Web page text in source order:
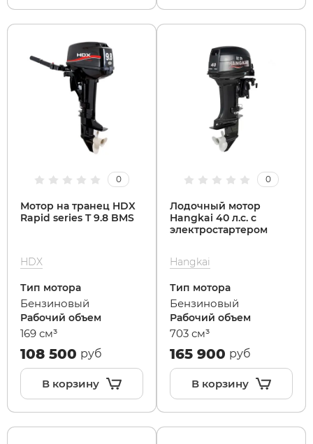
0
Мотор на транец HDX
Rapid series T 9.8 BMS
HDX
Тип мотора
Бензиновый
Рабочий объем
169 см³
108 500 руб
В корзину
0
Лодочный мотор
Hangkai 40 л.с. с
электростартером
Hangkai
Тип мотора
Бензиновый
Рабочий объем
703 см³
165 900 руб
В корзину